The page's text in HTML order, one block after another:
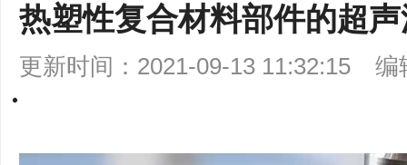
热塑性复合材料部件的超
更新时间：2021-09-13 11:32:15 编